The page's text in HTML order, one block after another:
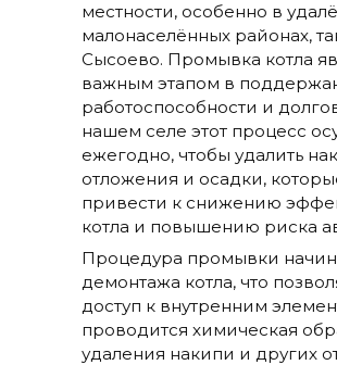
местности, особенно в
малонаселённых районах,
Сысоево. Промывка котла
важным этапом в
работоспособности и
нашем селе этот процесс
ежегодно, чтобы удалить
отложения и осадки,
привести к снижению
котла и повышению риска
Процедура промывки
демонтажа котла, что
доступ к внутренним
проводится химическая
удаления накипи и других